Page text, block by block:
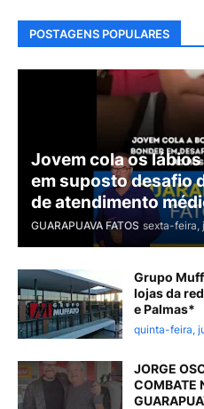
POSTAGENS POPULARES
Jovem cola os
em suposto desafio
de atendimento
GUARAPUAVA FATOS sexta-feira,
Grupo
lojas da
e Palmas*
quinta-feira,
JORGE
COMBATE